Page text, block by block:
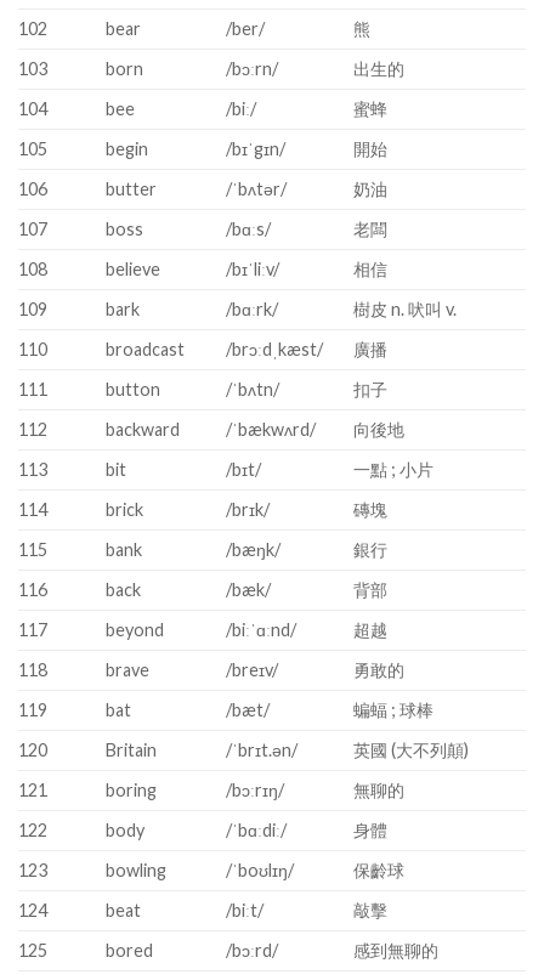
102
bear /ber/
熊
103
born /bɔːrn/
出生的
104
bee /biː/
蜜蜂
105
begin /bɪˈgɪn/
開始
106
butter /ˈbʌtər/
奶油
107
boss /bɑːs/
老闆
108
believe /bɪˈliːv/
相信
109
bark /bɑːrk/
樹皮 n. 吠叫 v.
110
broadcast /brɔːdˌkæst/
廣播
111
button /ˈbʌtn/
扣子
112
backward /ˈbækwʌrd/
向後地
113
bit /bɪt/
一點 ; 小片
114
brick /brɪk/
磚塊
115
bank /bæŋk/
銀行
116
back /bæk/
背部
117
beyond /biːˈɑːnd/
超越
118
brave /breɪv/
勇敢的
119
bat /bæt/
蝙蝠 ; 球棒
120
Britain /ˈbrɪt.ən/
英國 (大不列顛)
121
boring /bɔːrɪŋ/
無聊的
122
body /ˈbɑːdiː/
身體
123
bowling /ˈboʊlɪŋ/
保齡球
124
beat /biːt/
敲擊
125
bored /bɔːrd/
感到無聊的